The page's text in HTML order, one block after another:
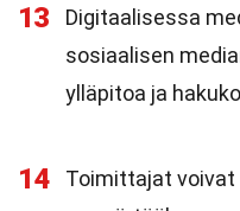
13
Digitaalisessa
sosiaalisen
ylläpitoa ja
14
Toimittajat